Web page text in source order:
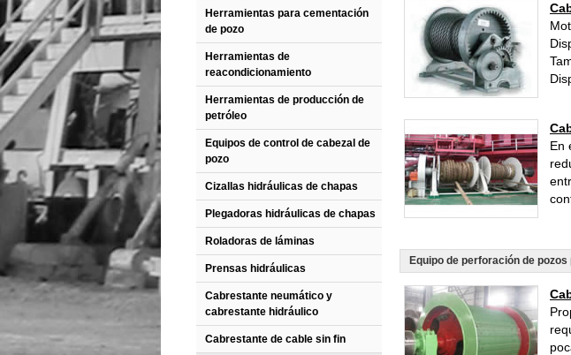
Herramientas para cementación
de pozo
Herramientas de
reacondicionamiento
Herramientas de producción de
petróleo
Equipos de control de cabezal de
pozo
Cizallas hidráulicas de chapas
Plegadoras hidráulicas de chapas
Roladoras de láminas
Prensas hidráulicas
Cabrestante neumático y
cabrestante hidráulico
Cabrestante de cable sin fin
En
Equipo de perforación de